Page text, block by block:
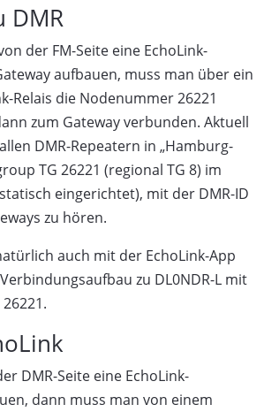
DMR
der FM-Seite eine EchoLink-
aufbauen, muss man über ein
Relais die Nodenummer 26221
zum Gateway verbunden. Aktuell
DMR-Repeatern in „Hamburg-
TG 26221 (regional TG 8) im
eingerichtet), mit der DMR-ID
zu hören.
auch mit der EchoLink-App
zu DL0NDR-L mit
DMR-Seite eine EchoLink-
dann muss man von einem